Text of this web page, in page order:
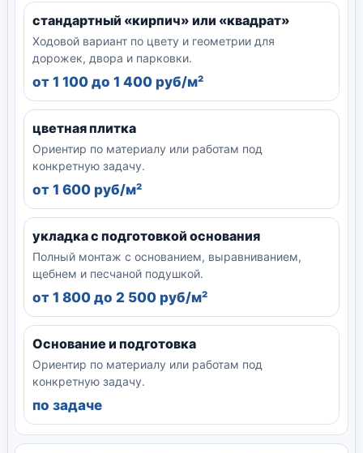
стандартный «кирпич» или «квадрат»
Ходовой вариант по цвету и геометрии для
дорожек, двора и парковки.
от 1 100 до 1 400 руб/м²
цветная плитка
Ориентир по материалу или работам под
конкретную задачу.
от 1 600 руб/м²
укладка с подготовкой основания
Полный монтаж с основанием, выравниванием,
щебнем и песчаной подушкой.
от 1 800 до 2 500 руб/м²
Основание и подготовка
Ориентир по материалу или работам под
конкретную задачу.
по задаче